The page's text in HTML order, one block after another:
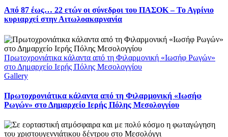
Από 87 έως… 22 ετών οι σύνεδροι του ΠΑΣΟΚ – Το Αγρίνιο
κυριαρχεί στην Αιτωλοακαρνανία
Πρωτοχρονιάτικα κάλαντα από τη Φιλαρμονική «Ιωσήφ Ρωγών»
στο Δημαρχείο Ιερής Πόλης Μεσολογγίου
Gallery
Πρωτοχρονιάτικα κάλαντα από τη Φιλαρμονική «Ιωσήφ
Ρωγών» στο Δημαρχείο Ιερής Πόλης Μεσολογγίου